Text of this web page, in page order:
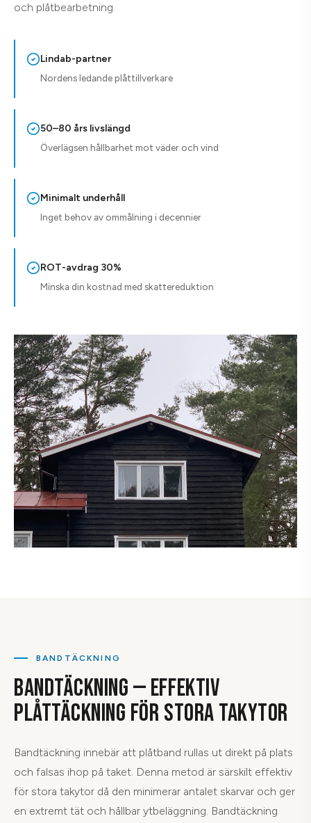
och plåtbearbetning.
Lindab-partner
Nordens ledande plåttillverkare
50–80 års livslängd
Överlägsen hållbarhet mot väder och vind
Minimalt underhåll
Inget behov av ommålning i decennier
ROT-avdrag 30%
Minska din kostnad med skattereduktion
BANDTÄCKNING
BANDTÄCKNING — EFFEKTIV
PLÅTTÄCKNING FÖR STORA TAKYTOR
Bandtäckning innebär att plåtband rullas ut direkt på plats
och falsas ihop på taket. Denna metod är särskilt effektiv
för stora takytor då den minimerar antalet skarvar och ger
en extremt tät och hållbar ytbeläggning. Bandtäckning